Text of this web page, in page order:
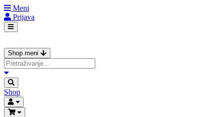
Meni
Prijava
Shop meni
Shop